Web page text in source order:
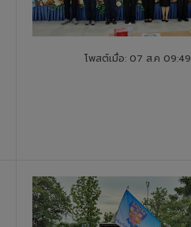
โพสต์เมื่อ: 07 ส.ค 09:49